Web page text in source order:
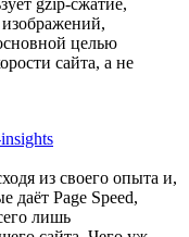
gzip-сжатие,
целью
сайта, а не
из своего опыта и,
даёт Page Speed,
лишь